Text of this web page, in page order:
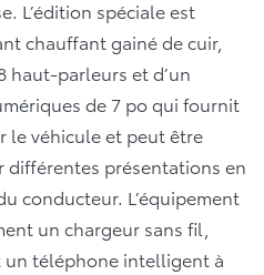
L’édition spéciale est
chauffant gainé de cuir,
haut-parleurs et d’un
de 7 po qui fournit
le véhicule et peut être
différentes présentations en
conducteur. L’équipement
un chargeur sans fil,
téléphone intelligent à